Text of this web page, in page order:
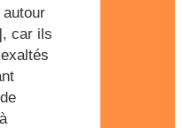
car ils